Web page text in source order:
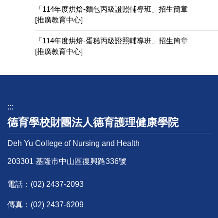
「114年度烘焙-麵包丙級證照輔導班」招生簡章
[推廣教育中心]
「114年度烘焙-蛋糕丙級證照輔導班」招生簡章
[推廣教育中心]
:::
德育學校財團法人德育護理健康學院
Deh Yu College of Nursing and Health
203301 基隆市中山區復興路336號
電話： (02) 2437-2093
傳真：(02) 2437-6209